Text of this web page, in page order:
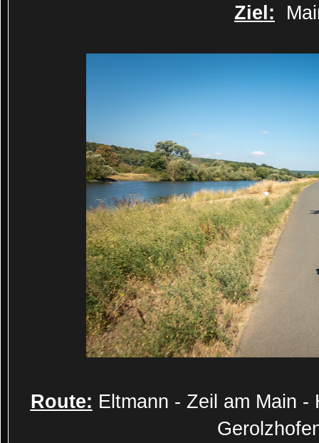
Ziel:
Route: Eltmann - Zeil am Main